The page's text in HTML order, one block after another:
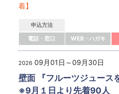
着】
申込方法
電話・窓口
WEB・ハガキ
2026 09月01日～09月30日
壁面 『フルーツジュース
※9月１日より先着90人